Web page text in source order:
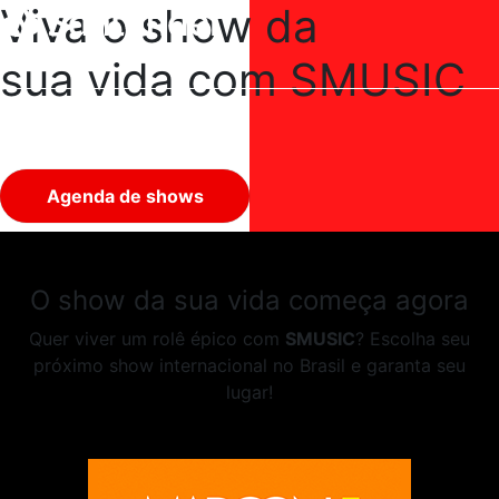
Viva o show da
sua vida com SMUSIC
Agenda de shows
O show da sua vida começa agora
Quer viver um rolê épico com SMUSIC? Escolha seu
próximo show internacional no Brasil e garanta seu
lugar!